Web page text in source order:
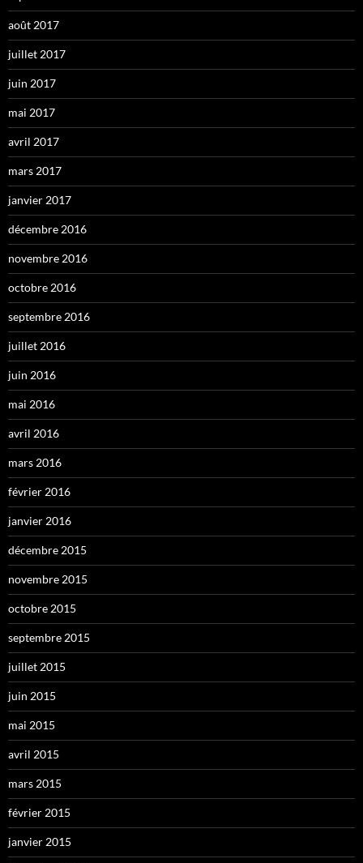
août 2017
juillet 2017
juin 2017
mai 2017
avril 2017
mars 2017
janvier 2017
décembre 2016
novembre 2016
octobre 2016
septembre 2016
juillet 2016
juin 2016
mai 2016
avril 2016
mars 2016
février 2016
janvier 2016
décembre 2015
novembre 2015
octobre 2015
septembre 2015
juillet 2015
juin 2015
mai 2015
avril 2015
mars 2015
février 2015
janvier 2015